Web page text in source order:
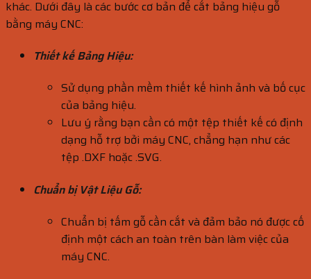
khác. Dưới đây là các bước cơ bản để cắt bảng hiệu gỗ
bằng máy CNC:
Thiết kế Bảng Hiệu:
Sử dụng phần mềm thiết kế hình ảnh và bố cục
của bảng hiệu.
Lưu ý rằng bạn cần có một tệp thiết kế có định
dạng hỗ trợ bởi máy CNC, chẳng hạn như các
tệp .DXF hoặc .SVG.
Chuẩn bị Vật Liệu Gỗ:
Chuẩn bị tấm gỗ cần cắt và đảm bảo nó được cố
định một cách an toàn trên bàn làm việc của
máy CNC.